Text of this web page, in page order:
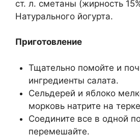
ст. л. сметаны (жирность
Натурального йогурта.
Приготовление
Тщательно помойте и
ингредиенты салата.
Сельдерей и яблоко
морковь натрите на
Соедините все в одной
перемешайте.